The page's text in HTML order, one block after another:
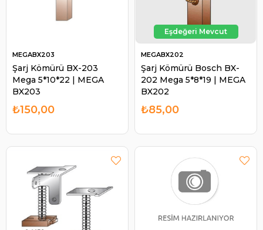
Şarj Kömürü BX-203
Mega 5*10*22 | MEGA
BX203
MEGABX203
₺150,00
Şarj Kömürü Bosch BX-
202 Mega 5*8*19 | MEGA
BX202
MEGABX202
₺85,00